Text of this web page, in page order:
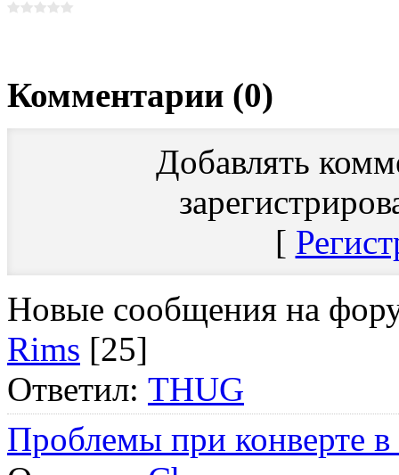
Комментарии (0)
Добавлять
[
Новые сообщения на
Rims [25]
Ответил: THUG
Проблемы при конверте